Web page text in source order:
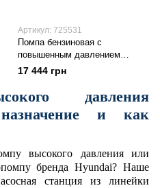
Артикул: 725531
Помпа бензиновая с
повышенным давлением
GWP57645 Hyundai
17 444 грн
давления
и как
высокого давления или
бренда Hyundai? Наше
станция из линейки